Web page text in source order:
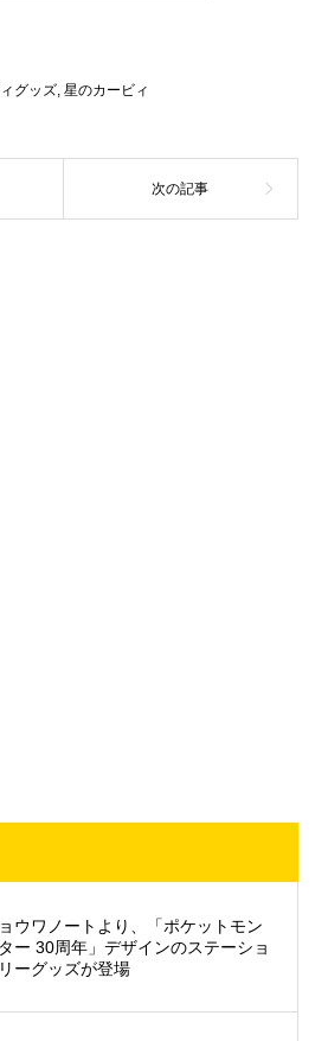
グッズ, 星のカービィ
ウワノートより、「ポケットモン
ー 30周年」デザインのステーショ
ーグッズが登場